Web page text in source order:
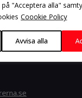
"Acceptera alla"
Coookie Policy
Avvisa alla